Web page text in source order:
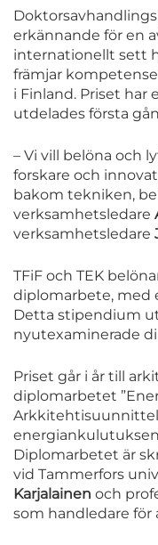
erkännande för en
internationellt sett
främjar
i Finland. Priset har
utdelades första
– Vi vill belöna och
forskare och
bakom tekniken,
verksamhetsledare
verksamhetsledare
TFiF och TEK
diplomarbete, med
Detta stipendium
nyutexaminerade
Priset går i år till
diplomarbetet
Diplomarbetet är
vid Tammerfors
Karjalainen och
som handledare för